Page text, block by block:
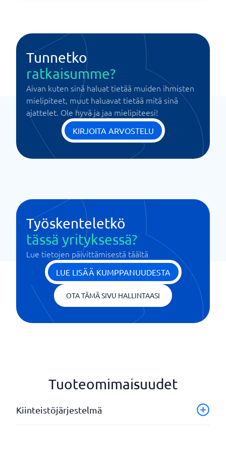
Tunnetko
ratkaisumme?
Aivan kuten sinä haluat tietää muiden ihmisten
mielipiteet, muut haluavat tietää mitä sinä
ajattelet. Ole hyvä ja jaa mielipiteesi!
KIRJOITA ARVOSTELU
Työskenteletkö
tässä yrityksessä?
Lue tietojen päivittämisestä täältä
LUE LISÄÄ KUMPPANUUDESTA
OTA TÄMÄ SIVU HALLINTAASI
Tuoteomimaisuudet
Kiinteistöjärjestelmä